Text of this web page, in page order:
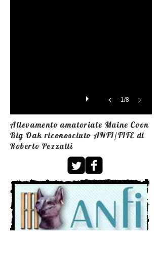
1/8
Allevamento amatoriale Maine Coon
Big Oak riconosciuto ANFI/FIFE di
Roberto Pezzatti